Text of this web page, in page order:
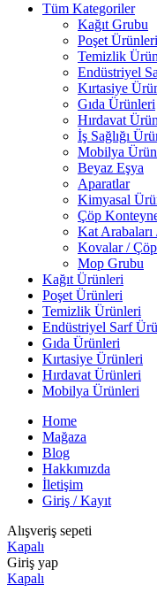
Tüm Kategoriler
Kağıt Grubu
Poşet Ürünleri
Temizlik
Endüstriyel
Kırtasiye
Gıda Ürünleri
Hırdavat
İş Sağlığı
Mobilya
Beyaz Eşya
Aparatlar
Kimyasal
Çöp
Kat Arabaları
Kovalar /
Mop Grubu
Kağıt Ürünleri
Poşet Ürünleri
Temizlik Ürünleri
Endüstriyel Sarf
Gıda Ürünleri
Kırtasiye Ürünleri
Hırdavat Ürünleri
Mobilya Ürünleri
Home
Mağaza
Blog
Hakkımızda
İletişim
Giriş / Kayıt
Alışveriş sepeti
Kapalı
Giriş yap
Kapalı